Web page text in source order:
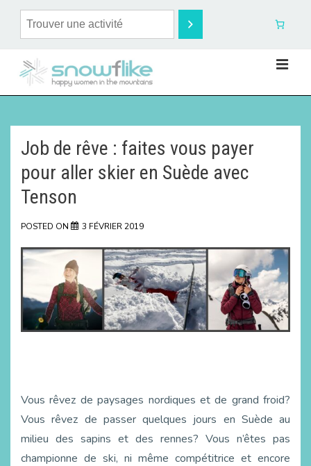
Job de rêve : faites vous payer
pour aller skier en Suède avec
Tenson
POSTED ON 3 FÉVRIER 2019
Vous rêvez de paysages nordiques et de grand froid?
Vous rêvez de passer quelques jours en Suède au
milieu des sapins et des rennes? Vous n’êtes pas
championne de ski, ni même compétitrice et encore